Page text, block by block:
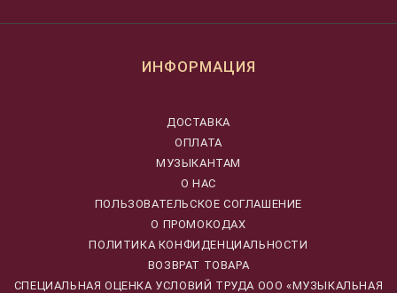
ИНФОРМАЦИЯ
ДОСТАВКА
ОПЛАТА
МУЗЫКАНТАМ
О НАС
ПОЛЬЗОВАТЕЛЬСКОЕ СОГЛАШЕНИЕ
О ПРОМОКОДАХ
ПОЛИТИКА КОНФИДЕНЦИАЛЬНОСТИ
ВОЗВРАТ ТОВАРА
CПЕЦИАЛЬНАЯ ОЦЕНКА УСЛОВИЙ ТРУДА ООО «МУЗЫКАЛЬНАЯ